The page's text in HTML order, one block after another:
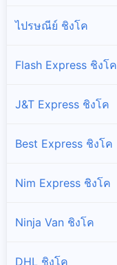
ไปรษณีย์ ชิงโค
Flash Express ชิงโค
J&T Express ชิงโค
Best Express ชิงโค
Nim Express ชิงโค
Ninja Van ชิงโค
DHL ชิงโค